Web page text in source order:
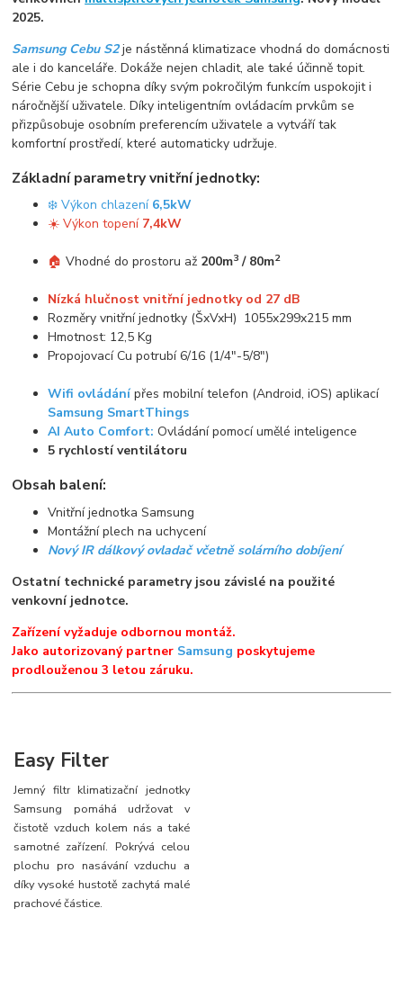
2025.
Samsung Cebu S2je nástěnná klimatizace vhodná do domácnosti
ale i do kanceláře. Dokáže nejen chladit, ale také účinně topit.
Série Cebu je schopna díky svým pokročilým funkcím uspokojit i
náročnější uživatele. Díky inteligentním ovládacím prvkům se
přizpůsobuje osobním preferencím uživatele a vytváří tak
komfortní prostředí, které automaticky udržuje.
Základní parametry vnitřní jednotky:
❄️ Výkon chlazení 6,5kW
☀️ Výkon topení 7,4kW
🏠Vhodné do prostoru až 200m3 / 80m2
Nízká hlučnost vnitřní jednotky od 27 dB
Rozměry vnitřní jednotky (ŠxVxH) 1055x299x215 mm
Hmotnost: 12,5 Kg
Propojovací Cu potrubí 6/16 (1/4"-5/8")
Wifi ovládánípřes mobilní telefon (Android, iOS) aplikací
Samsung SmartThings
AI Auto Comfort:Ovládání pomocí umělé inteligence
5 rychlostí ventilátoru
Obsah balení:
Vnitřní jednotka Samsung
Montážní plech na uchycení
Nový IR dálkový ovladač včetně solárního dobíjení
Ostatní technické parametry jsou závislé na použité
venkovní jednotce.
Zařízení vyžaduje odbornou montáž.
Jako autorizovaný partner Samsung poskytujeme
prodlouženou 3 letou záruku.
Easy Filter
Jemný filtr klimatizační jednotky
Samsung pomáhá udržovat v
čistotě vzduch kolem nás a také
samotné zařízení. Pokrývá celou
plochu pro nasávání vzduchu a
díky vysoké hustotě zachytá malé
prachové částice.